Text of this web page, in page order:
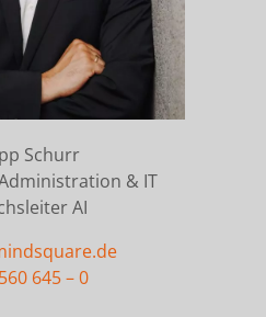
Schurr
& IT
AI
645 – 0